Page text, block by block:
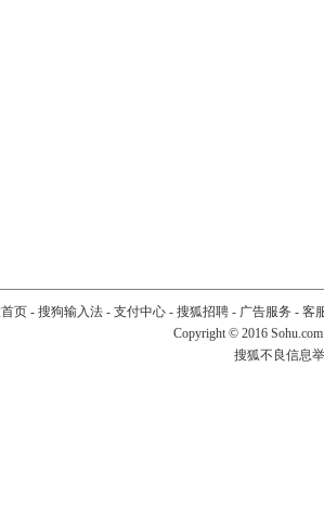
页- 搜狗输入法- 支付中心- 搜狐招聘- 广告服务 - 客
Copyright © 2016
搜狐不良信息